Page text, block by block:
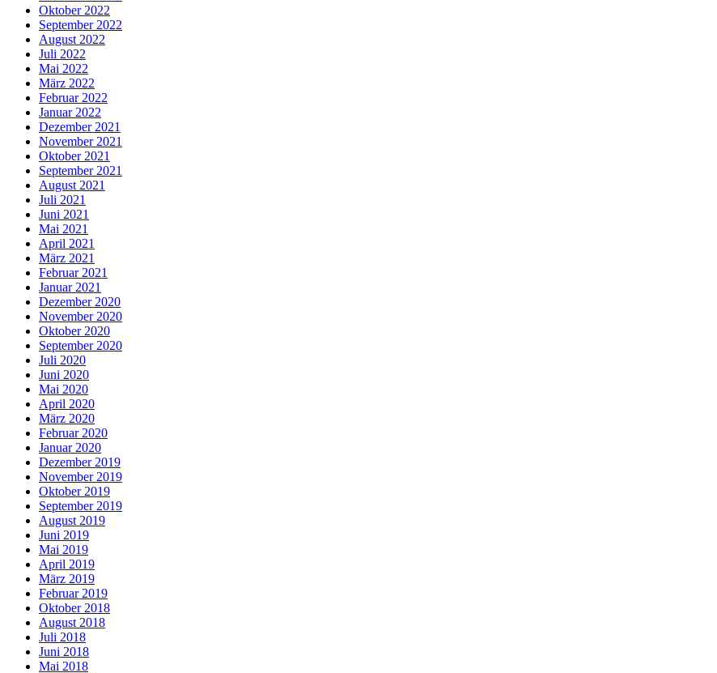
Oktober 2022
September 2022
August 2022
Juli 2022
Mai 2022
März 2022
Februar 2022
Januar 2022
Dezember 2021
November 2021
Oktober 2021
September 2021
August 2021
Juli 2021
Juni 2021
Mai 2021
April 2021
März 2021
Februar 2021
Januar 2021
Dezember 2020
November 2020
Oktober 2020
September 2020
Juli 2020
Juni 2020
Mai 2020
April 2020
März 2020
Februar 2020
Januar 2020
Dezember 2019
November 2019
Oktober 2019
September 2019
August 2019
Juni 2019
Mai 2019
April 2019
März 2019
Februar 2019
Oktober 2018
August 2018
Juli 2018
Juni 2018
Mai 2018